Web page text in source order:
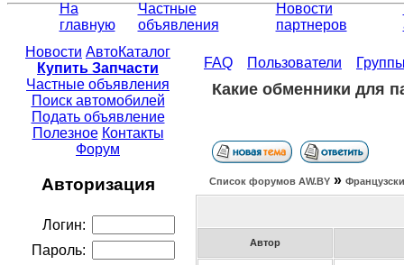
На
главную
Частные
объявления
Новости
партнеров
Новости АвтоКаталог
Купить Запчасти
Частные объявления
Поиск автомобилей
Подать объявление
Полезное Контакты
Форум
Авторизация
Логин:
Пароль:
FAQ Пользователи
Какие обменники для
Список форумов АW.BY »
Автор